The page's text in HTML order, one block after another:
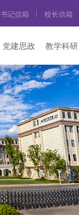
书记信箱 校长信箱
党建思政 教学科研